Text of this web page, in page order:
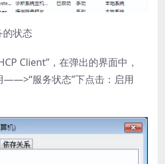
的状态
Client”，在弹出的界面中，
——>“服务状态”下点击：启用